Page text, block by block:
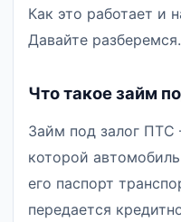
Как это работает и
Давайте разберемся.
Что такое займ
Займ под залог ПТС
которой
его паспорт
передается